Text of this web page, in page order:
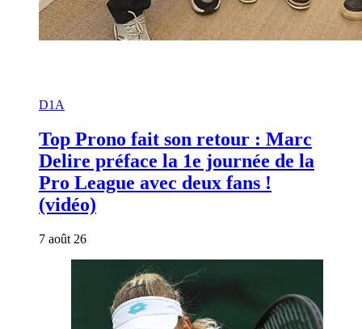
D1A
Top Prono fait son retour : Marc
Delire préface la 1e journée de la
Pro League avec deux fans !
(vidéo)
7 août 26